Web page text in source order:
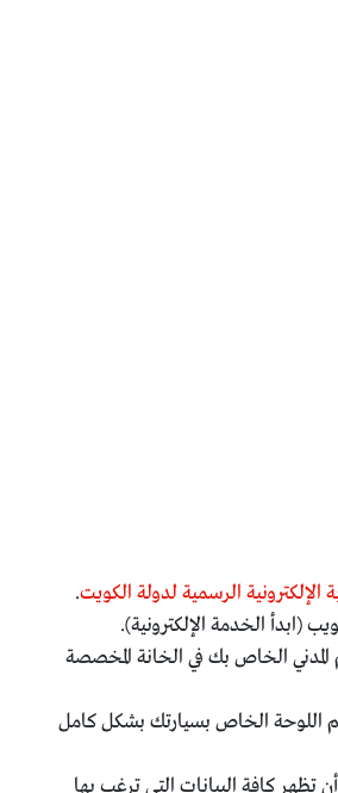
الإلكترونية الرسمية لدولة الكويت.
(ابدأ الخدمة الإلكترونية).
المدني الخاص بك في الخانة المخصصة
اللوحة الخاص بسيارتك بشكل كامل
أن تظهر كافة البيانات التي ترغب بها